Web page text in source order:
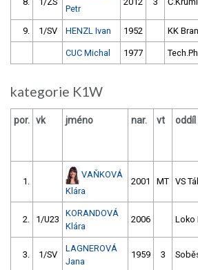
Petr
9. 1/SV HENZL Ivan 1952 KK
CUC Michal 1977
kategorie K1W
por. vk jméno nar. vt oddíl
1.
VAŇKOVÁ
Klára
2001 MT VS
2. 1/U23
KORANDOVÁ
Klára
2006 Loko
3. 1/SV
LAGNEROVÁ
Jana
1959 3